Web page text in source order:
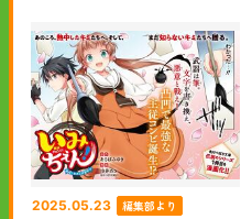
2025.05.23 編集部より